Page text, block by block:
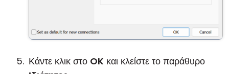
Κάντε κλικ στο OK και κλείστε το παράθυρο